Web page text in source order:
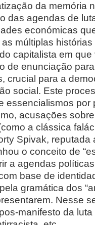
da memória
das agendas de
económicas
múltiplas
capitalista em que
de enunciação
crucial para a
social. Este
essencialismos por
acusações
a clássica
Spivak, reputada
o conceito de
a agendas
base de
gramática dos
Nesse
manifesto da luta